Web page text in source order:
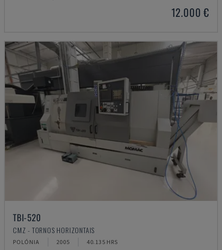
12.000 €
TBI-520
CMZ - TORNOS HORIZONTAIS
POLÓNIA 2005 40.135 HRS